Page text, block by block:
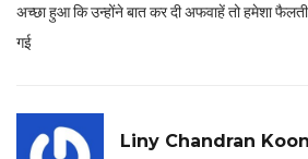
अच्छा हुआ कि उन्होंने बात कर दी अफवाहें तो हमेशा
गई
Liny Chandran